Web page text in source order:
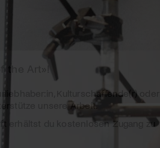
the Art»!
Kulturschaffende(r) oder